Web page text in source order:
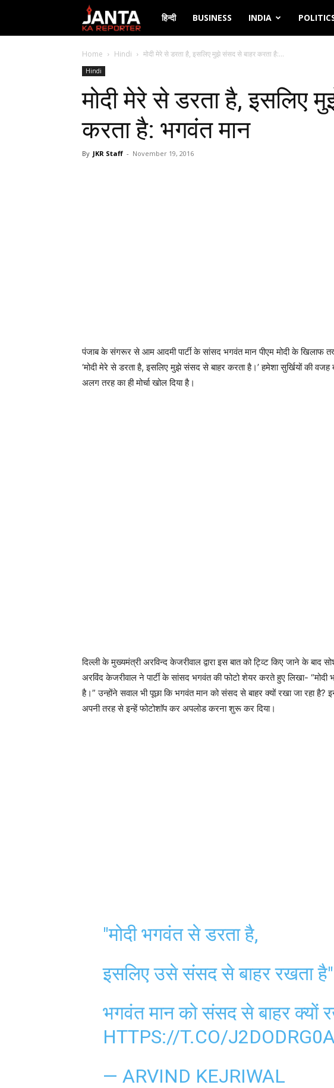
Janta
Ka
Reporter
हिन्दी BUSINESS INDIA
Home Hindi मोदी मेरे से डरता है, इसलिए मुझे संसद से बाहर करता है:...
Hindi
मोदी मेरे से डरता है, इसलिए
करता है: भगवंत मान
By JKR Staff - November 19, 2016
पंजाब के संगरूर से आम आदमी पार्टी के सांसद भगवंत मान पीएम मोदी के खिलाफ
‘मोदी मेरे से डरता है, इसलिए मुझे संसद से बाहर करता है।’ हमेशा सुर्खियों की
अलग तरह का ही मोर्चा खोल दिया है।
दिल्ली के मुख्यमंत्री अरविन्द केजरीवाल द्वारा इस बात को ट्व्टि किए जाने के बाद
अरविंद केजरीवाल ने पार्टी के सांसद भगवंत की फोटो शेयर करते हुए लिखा-
है।” उन्होंने सवाल भी पूछा कि भगवंत मान को संसद से बाहर क्यों रखा जा रहा है?
अपनी तरह से इन्हें फोटोशाॅप कर अपलोड करना शुरू कर दिया।
"मोदी भगवंत से डरता है,
इसलिए उसे संसद से बाहर रखता है"
भगवंत मान को संसद से बाहर क्यों
HTTPS://T.CO/
— ARVIND KEJRIWAL